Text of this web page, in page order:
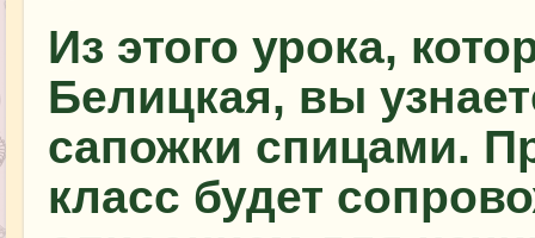
Из этого урока,
Белицкая, вы
сапожки спицами.
класс будет